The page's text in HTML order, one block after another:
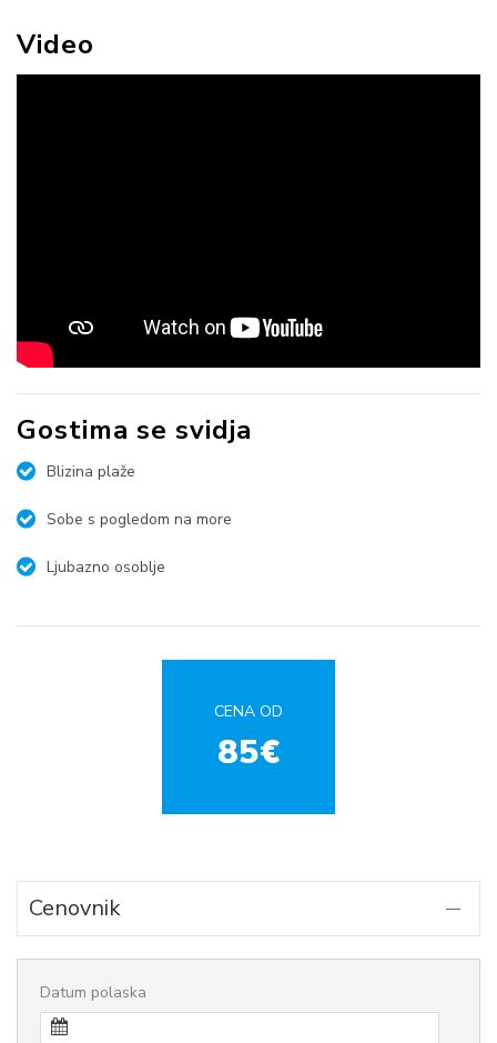
Video
Gostima se svidja
Blizina plaže
Sobe s pogledom na more
Ljubazno osoblje
CENA OD
85€
Cenovnik
Datum polaska